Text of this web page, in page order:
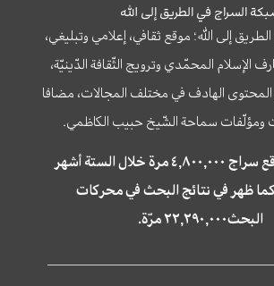
السراج في الطريق إلى الله
إلى الله؛ موقع ثقافي، إعلامي وتبليغي،
الإسلام المحمّدي وترويج الثّقافة الدّينيّة،
الهادف في مختلف المجالات، مضافا
ومؤلّفات سماحة الشّيخ حبيب الكاظمي.
تمّت زيارة موقع سراج ٤,٨٠٠,٠٠٠ مرة خلال الستة أشهر
كما ظهر في نتائج البحث في محركات
البحث٢٢,٢٩٠,٠٠٠ مرّة.